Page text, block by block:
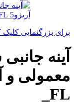
برای بزرگنمایی کلیک
_FL